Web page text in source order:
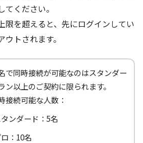
ください。
限を超えると、先にログインしてい
トされます。
で同時接続が可能なのはスタンダー
ン以上のご契約に限られます。
接続可能な人数：
ンダード：5名
：10名